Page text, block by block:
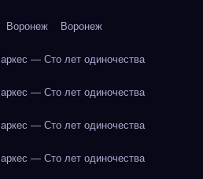
Воронеж Воронеж
— Сто лет одиночества
— Сто лет одиночества
— Сто лет одиночества
— Сто лет одиночества